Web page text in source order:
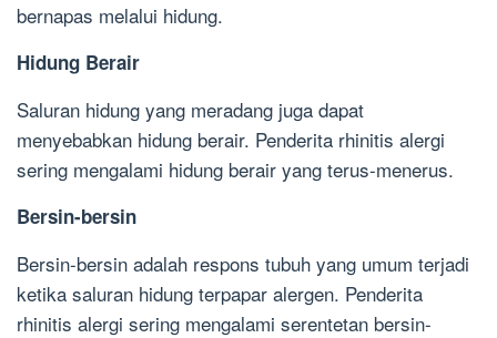
bernapas melalui hidung.
Hidung Berair
Saluran hidung yang meradang juga dapat
menyebabkan hidung berair. Penderita rhinitis alergi
sering mengalami hidung berair yang terus-menerus.
Bersin-bersin
Bersin-bersin adalah respons tubuh yang umum terjadi
ketika saluran hidung terpapar alergen. Penderita
rhinitis alergi sering mengalami serentetan bersin-